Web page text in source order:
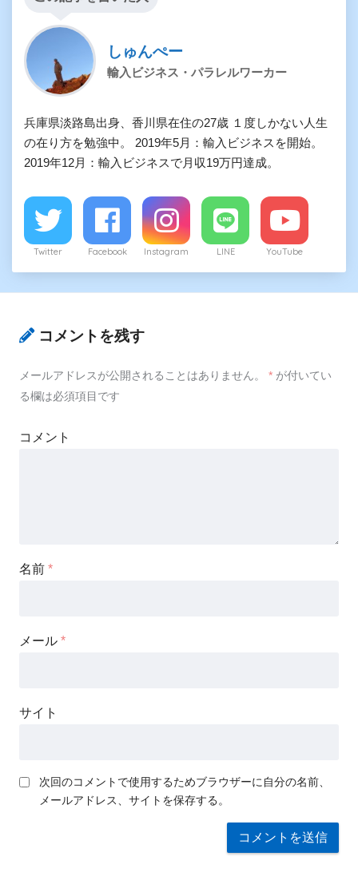
しゅんぺー
輸入ビジネス・パラレルワーカー
兵庫県淡路島出身、香川県在住の27歳 １度しかない人生
の在り方を勉強中。 2019年5月：輸入ビジネスを開始。
2019年12月：輸入ビジネスで月収19万円達成。
Twitter Facebook Instagram LINE YouTube
コメントを残す
メールアドレスが公開されることはありません。 * が付いてい
る欄は必須項目です
コメント
名前 *
メール *
サイト
次回のコメントで使用するためブラウザーに自分の名前、
メールアドレス、サイトを保存する。